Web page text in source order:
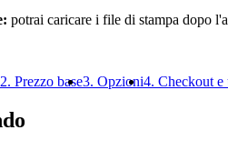
potrai caricare i file di stampa dopo
2. Prezzo base3. Opzioni4. Checkout e